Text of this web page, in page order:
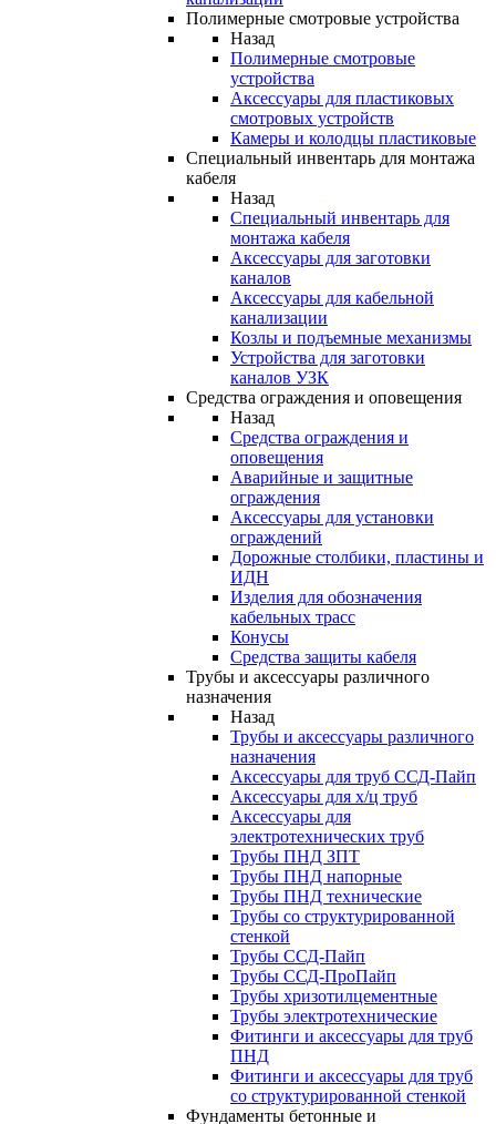
Полимерные смотровые устройства
Назад
Полимерные смотровые
устройства
Аксессуары для пластиковых
смотровых устройств
Камеры и колодцы пластиковые
Специальный инвентарь для монтажа
кабеля
Назад
Специальный инвентарь для
монтажа кабеля
Аксессуары для заготовки
каналов
Аксессуары для кабельной
канализации
Козлы и подъемные механизмы
Устройства для заготовки
каналов УЗК
Средства ограждения и оповещения
Назад
Средства ограждения и
оповещения
Аварийные и защитные
ограждения
Аксессуары для установки
ограждений
Дорожные столбики, пластины и
ИДН
Изделия для обозначения
кабельных трасс
Конусы
Средства защиты кабеля
Трубы и аксессуары различного
назначения
Назад
Трубы и аксессуары различного
назначения
Аксессуары для труб ССД-Пайп
Аксессуары для х/ц труб
Аксессуары для
электротехнических труб
Трубы ПНД ЗПТ
Трубы ПНД напорные
Трубы ПНД технические
Трубы со структурированной
стенкой
Трубы ССД-Пайп
Трубы ССД-ПроПайп
Трубы хризотилцементные
Трубы электротехнические
Фитинги и аксессуары для труб
ПНД
Фитинги и аксессуары для труб
со структурированной стенкой
Фундаменты бетонные и